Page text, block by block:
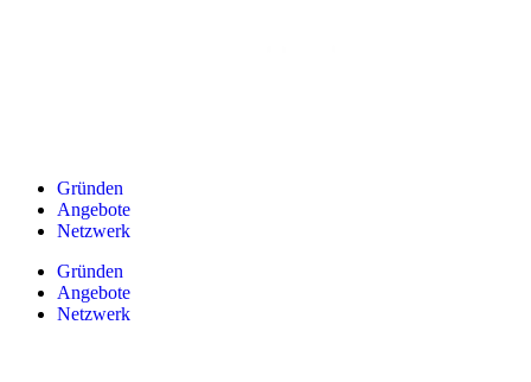
Gründen
Angebote
Netzwerk
Gründen
Angebote
Netzwerk